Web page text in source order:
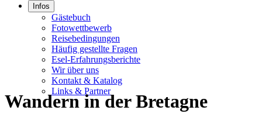
Infos
Gästebuch
Fotowettbewerb
Reisebedingungen
Häufig gestellte Fragen
Esel-Erfahrungsberichte
Wir über uns
Kontakt & Katalog
Links & Partner
Wandern in der Bretagne